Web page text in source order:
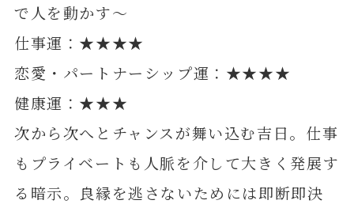
で人を動かす～
仕事運：★★★★
恋愛・パートナーシップ運：★★★★
健康運：★★★
次から次へとチャンスが舞い込む吉日。仕事
もプライベートも人脈を介して大きく発展す
る暗示。良縁を逃さないためには即断即決